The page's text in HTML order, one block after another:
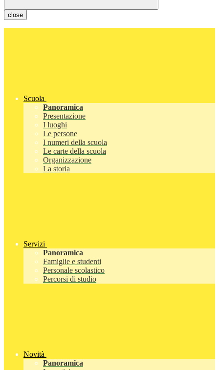
close
Scuola
Panoramica
Presentazione
I luoghi
Le persone
I numeri della scuola
Le carte della scuola
Organizzazione
La storia
Servizi
Panoramica
Famiglie e studenti
Personale scolastico
Percorsi di studio
Novità
Panoramica